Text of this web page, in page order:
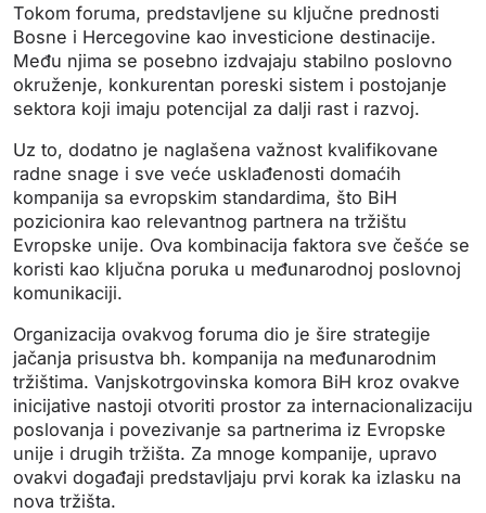
Tokom foruma, predstavljene su ključne prednosti
Bosne i Hercegovine kao investicione destinacije.
Među njima se posebno izdvajaju stabilno poslovno
okruženje, konkurentan poreski sistem i postojanje
sektora koji imaju potencijal za dalji rast i razvoj.
Uz to, dodatno je naglašena važnost kvalifikovane
radne snage i sve veće usklađenosti domaćih
kompanija sa evropskim standardima, što BiH
pozicionira kao relevantnog partnera na tržištu
Evropske unije. Ova kombinacija faktora sve češće se
koristi kao ključna poruka u međunarodnoj poslovnoj
komunikaciji.
Organizacija ovakvog foruma dio je šire strategije
jačanja prisustva bh. kompanija na međunarodnim
tržištima. Vanjskotrgovinska komora BiH kroz ovakve
inicijative nastoji otvoriti prostor za internacionalizaciju
poslovanja i povezivanje sa partnerima iz Evropske
unije i drugih tržišta. Za mnoge kompanije, upravo
ovakvi događaji predstavljaju prvi korak ka izlasku na
nova tržišta.